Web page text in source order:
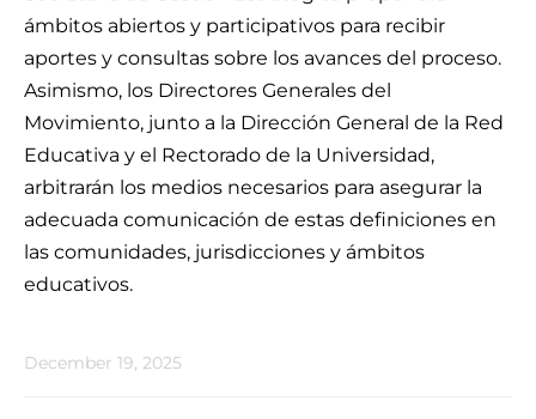
ámbitos abiertos y participativos para recibir
aportes y consultas sobre los avances del proceso.
Asimismo, los Directores Generales del
Movimiento, junto a la Dirección General de la Red
Educativa y el Rectorado de la Universidad,
arbitrarán los medios necesarios para asegurar la
adecuada comunicación de estas definiciones en
las comunidades, jurisdicciones y ámbitos
educativos.
December 19, 2025